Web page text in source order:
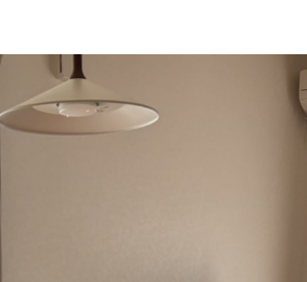
大川ギャラリー【本店】
天神ギャラリー
公式オンラインストア